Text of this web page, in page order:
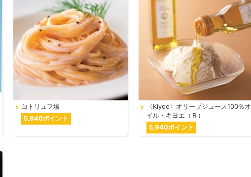
白トリュフ塩
5,940ポイント
〈Kiyoe〉オリーブジュース100％オ
イル・キヨエ（Ｒ）
5,940ポイント